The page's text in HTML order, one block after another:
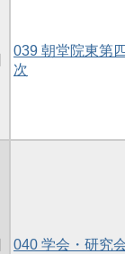
039 朝堂院東第
次
040 学会・研究